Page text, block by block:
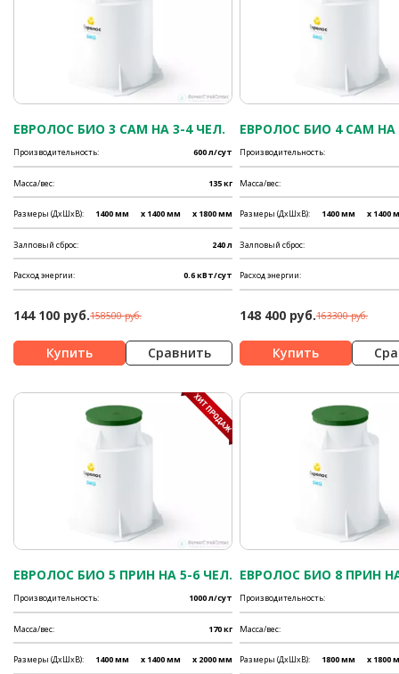
ЕВРОЛОС БИО 3 САМ НА 3-4 ЧЕЛ.
Производительность: 600 л/сут
Масса/вес: 135 кг
Размеры (ДхШхВ): 1400 мм x 1400 мм x 1800 мм
Залповый сброс: 240 л
Расход энергии: 0.6 кВт/сут
144 100 руб.158500 руб.
Сравнить
ЕВРОЛОС БИО 4 САМ НА
Производительность:
Масса/вес:
Размеры (ДхШхВ): 1400 мм x 1400
Залповый сброс:
Расход энергии:
148 400 руб.163300 руб.
ЕВРОЛОС БИО 5 ПРИН НА 5-6 ЧЕЛ.
Производительность: 1000 л/сут
Масса/вес: 170 кг
Размеры (ДхШхВ): 1400 мм x 1400 мм x 2000 мм
ЕВРОЛОС БИО 8 ПРИН
Производительность:
Масса/вес:
Размеры (ДхШхВ): 1800 мм x 1800